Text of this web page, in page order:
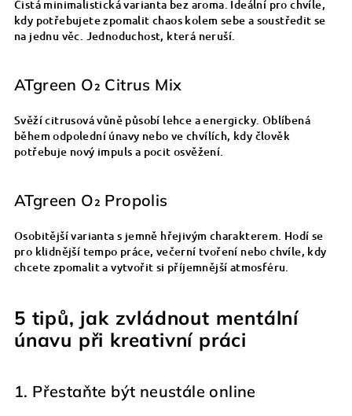
Čistá minimalistická varianta bez aroma. Ideální pro chvíle,
kdy potřebujete zpomalit chaos kolem sebe a soustředit se
na jednu věc. Jednoduchost, která neruší.
ATgreen O₂ Citrus Mix
Svěží citrusová vůně působí lehce a energicky. Oblíbená
během odpolední únavy nebo ve chvílích, kdy člověk
potřebuje nový impuls a pocit osvěžení.
ATgreen O₂ Propolis
Osobitější varianta s jemně hřejivým charakterem. Hodí se
pro klidnější tempo práce, večerní tvoření nebo chvíle, kdy
chcete zpomalit a vytvořit si příjemnější atmosféru.
5 tipů, jak zvládnout mentální
únavu při kreativní práci
1. Přestaňte být neustále online